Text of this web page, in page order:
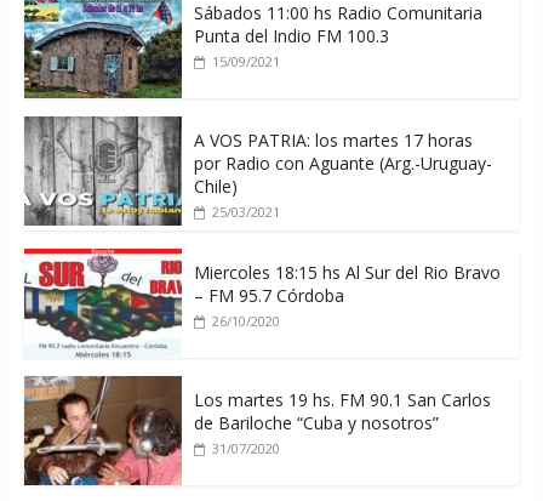
Sábados 11:00 hs Radio Comunitaria
Punta del Indio FM 100.3
15/09/2021
A VOS PATRIA: los martes 17 horas
por Radio con Aguante (Arg.-Uruguay-
Chile)
25/03/2021
Miercoles 18:15 hs Al Sur del Rio Bravo
– FM 95.7 Córdoba
26/10/2020
Los martes 19 hs. FM 90.1 San Carlos
de Bariloche “Cuba y nosotros”
31/07/2020